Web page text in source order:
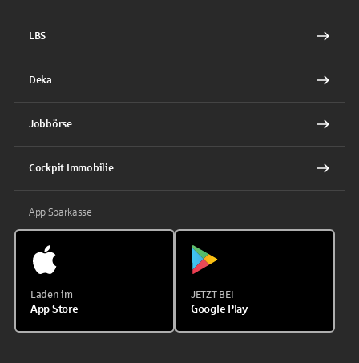
LBS
Deka
Jobbörse
Cockpit Immobilie
App Sparkasse
Laden im
App Store
JETZT BEI
Google Play